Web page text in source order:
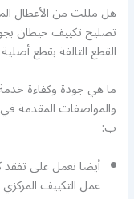
هل مللت من الأعطال
تصليح تكييف خيطان
القطع التالفة بقطع
ما هي جودة وكفاءة
والمواصفات المقدمة
ب:
أيضا نعمل على تفقد
عمل التكييف المركزي